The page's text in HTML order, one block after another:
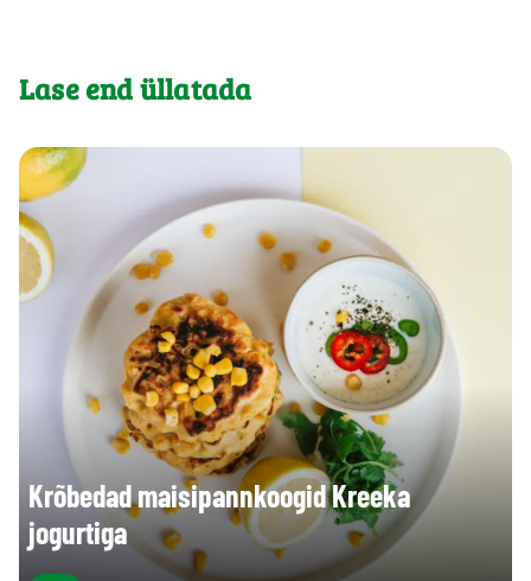
Lase end üllatada
Krõbedad maisipannkoogid Kreeka
jogurtiga